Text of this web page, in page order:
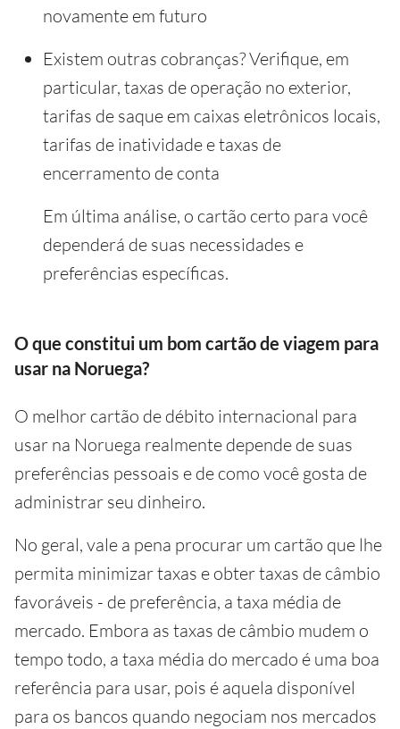
novamente em futuro
Existem outras cobranças? Verifique, em
particular, taxas de operação no exterior,
tarifas de saque em caixas eletrônicos locais,
tarifas de inatividade e taxas de
encerramento de conta
Em última análise, o cartão certo para você
dependerá de suas necessidades e
preferências específicas.
O que constitui um bom cartão de viagem para
usar na Noruega?
O melhor cartão de débito internacional para
usar na Noruega realmente depende de suas
preferências pessoais e de como você gosta de
administrar seu dinheiro.
No geral, vale a pena procurar um cartão que lhe
permita minimizar taxas e obter taxas de câmbio
favoráveis ​​- de preferência, a taxa média de
mercado. Embora as taxas de câmbio mudem o
tempo todo, a taxa média do mercado é uma boa
referência para usar, pois é aquela disponível
para os bancos quando negociam nos mercados